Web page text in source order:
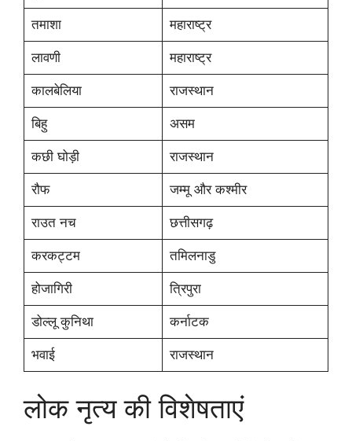
तमाशा महाराष्ट्र
लावणी महाराष्ट्र
कालबेलिया राजस्थान
बिहु असम
कछी घोड़ी राजस्थान
रौफ जम्मू और कश्मीर
राउत नच छत्तीसगढ़
करकट्टम तमिलनाडु
होजागिरी त्रिपुरा
डोल्लू कुनिथा कर्नाटक
भवाई राजस्थान
लोक नृत्य की विशेषताएं